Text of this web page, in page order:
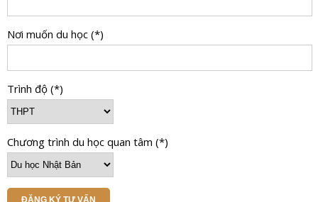
Nơi muốn du học (*)
Trình độ (*)
Chương trình du học quan tâm (*)
ĐĂNG KÝ TƯ VẤN